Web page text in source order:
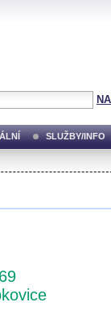
SLUŽBY/INFO